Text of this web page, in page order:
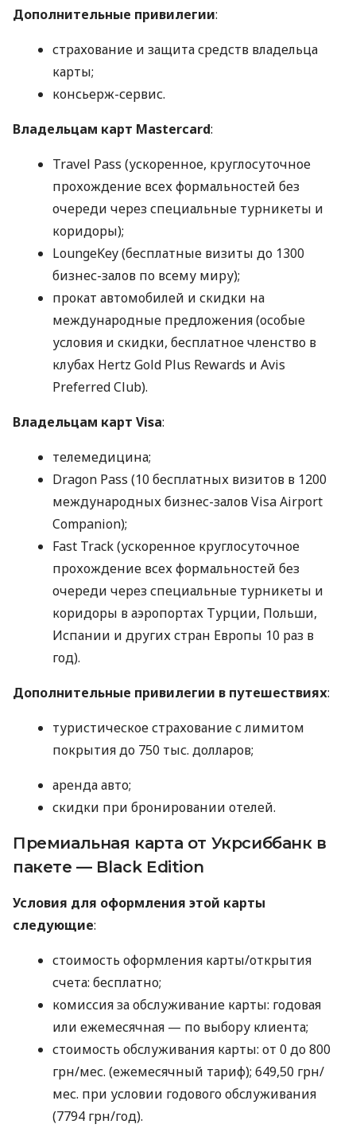
Дополнительные привилегии:
страхование и защита средств владельца
карты;
консьерж-сервис.
Владельцам карт Mastercard:
Travel Pass (ускоренное, круглосуточное
прохождение всех формальностей без
очереди через специальные турникеты и
коридоры);
LoungeKey (бесплатные визиты до 1300
бизнес-залов по всему миру);
прокат автомобилей и скидки на
международные предложения (особые
условия и скидки, бесплатное членство в
клубах Hertz Gold Plus Rewards и Avis
Preferred Club).
Владельцам карт Visa:
телемедицина;
Dragon Pass (10 бесплатных визитов в 1200
международных бизнес-залов Visa Airport
Companion);
Fast Track (ускоренное круглосуточное
прохождение всех формальностей без
очереди через специальные турникеты и
коридоры в аэропортах Турции, Польши,
Испании и других стран Европы 10 раз в
год).
Дополнительные привилегии в путешествиях:
туристическое страхование с лимитом
покрытия до 750 тыс. долларов;
аренда авто;
скидки при бронировании отелей.
Премиальная карта от Укрсиббанк в
пакете — Black Edition
Условия для оформления этой карты
следующие:
стоимость оформления карты/открытия
счета: бесплатно;
комиссия за обслуживание карты: годовая
или ежемесячная — по выбору клиента;
стоимость обслуживания карты: от 0 до 800
грн/мес. (ежемесячный тариф); 649,50 грн/
мес. при условии годового обслуживания
(7794 грн/год).